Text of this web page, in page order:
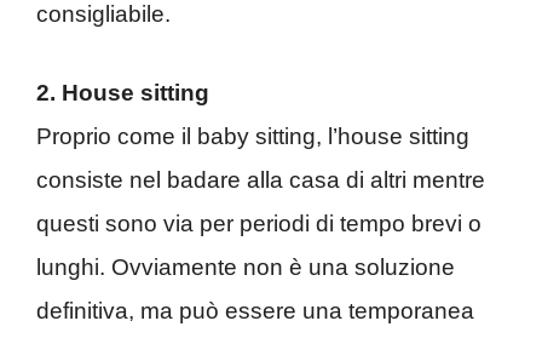
consigliabile.
2. House sitting
Proprio come il baby sitting, l’house sitting
consiste nel badare alla casa di altri mentre
questi sono via per periodi di tempo brevi o
lunghi. Ovviamente non è una soluzione
definitiva, ma può essere una temporanea